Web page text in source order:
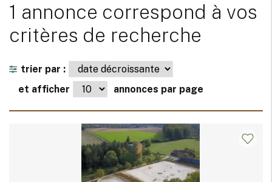
1 annonce correspond à vos
critères de recherche
trier par :
et afficher
annonces par page